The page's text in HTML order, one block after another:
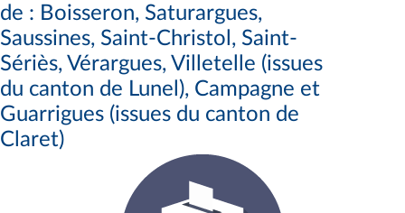
de : Boisseron, Saturargues,
Saussines, Saint-Christol, Saint-
Sériès, Vérargues, Villetelle (issues
du canton de Lunel), Campagne et
Guarrigues (issues du canton de
Claret)